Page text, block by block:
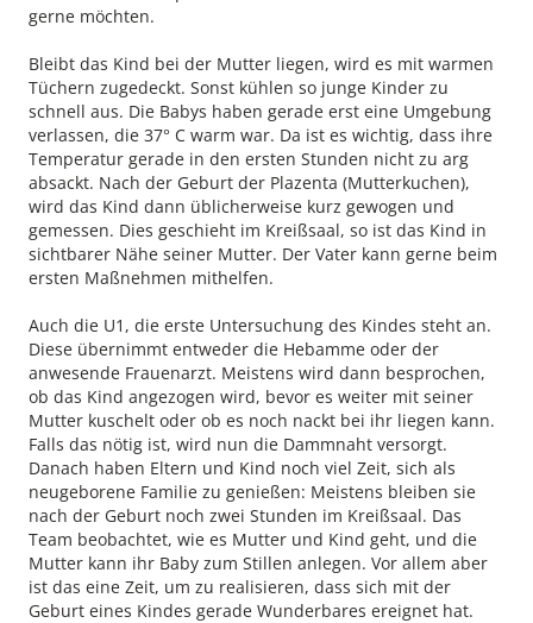
gerne möchten.
Bleibt das Kind bei der Mutter liegen, wird es mit warmen
Tüchern zugedeckt. Sonst kühlen so junge Kinder zu
schnell aus. Die Babys haben gerade erst eine Umgebung
verlassen, die 37° C warm war. Da ist es wichtig, dass ihre
Temperatur gerade in den ersten Stunden nicht zu arg
absackt. Nach der Geburt der Plazenta (Mutterkuchen),
wird das Kind dann üblicherweise kurz gewogen und
gemessen. Dies geschieht im Kreißsaal, so ist das Kind in
sichtbarer Nähe seiner Mutter. Der Vater kann gerne beim
ersten Maßnehmen mithelfen.
Auch die U1, die erste Untersuchung des Kindes steht an.
Diese übernimmt entweder die Hebamme oder der
anwesende Frauenarzt. Meistens wird dann besprochen,
ob das Kind angezogen wird, bevor es weiter mit seiner
Mutter kuschelt oder ob es noch nackt bei ihr liegen kann.
Falls das nötig ist, wird nun die Dammnaht versorgt.
Danach haben Eltern und Kind noch viel Zeit, sich als
neugeborene Familie zu genießen: Meistens bleiben sie
nach der Geburt noch zwei Stunden im Kreißsaal. Das
Team beobachtet, wie es Mutter und Kind geht, und die
Mutter kann ihr Baby zum Stillen anlegen. Vor allem aber
ist das eine Zeit, um zu realisieren, dass sich mit der
Geburt eines Kindes gerade Wunderbares ereignet hat.